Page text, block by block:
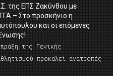
της ΕΠΣ Ζακύνθου με
– Στο προσκήνιο η
και οι επόμενες
της Γενικής
προκαλεί ανατροπές